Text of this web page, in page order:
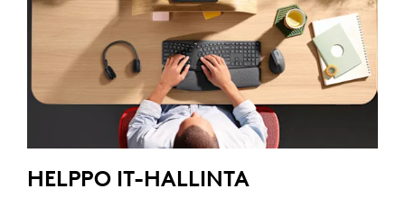
HELPPO IT-HALLINTA